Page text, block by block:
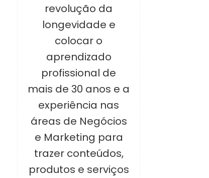
revolução da
longevidade e
colocar o
aprendizado
profissional de
mais de 30 anos e a
experiência nas
áreas de Negócios
e Marketing para
trazer conteúdos,
produtos e serviços